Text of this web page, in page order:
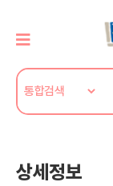
상세정보